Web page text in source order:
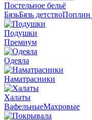
Постельное бельё
БязьБязь детствоПоплин
Подушки
Премиум
Одеяла
Наматрасники
Халаты
ВафельныеМахровые